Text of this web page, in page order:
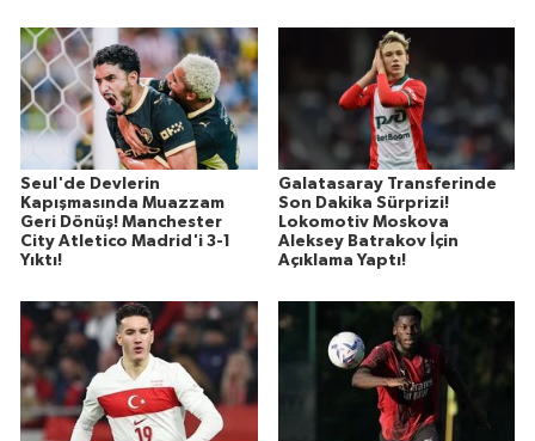
Seul'de Devlerin
Kapışmasında Muazzam
Geri Dönüş! Manchester
City Atletico Madrid'i 3-1
Yıktı!
Galatasaray Transferinde
Son Dakika Sürprizi!
Lokomotiv Moskova
Aleksey Batrakov İçin
Açıklama Yaptı!